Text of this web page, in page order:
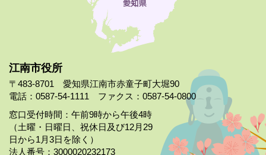
江南市役所
〒483-8701 愛知県江南市赤童子町大堀90
電話：0587-54-1111 ファクス：0587-54-0800
窓口受付時間：午前9時から午後4時
（土曜・日曜日、祝休日及び12月29
日から1月3日を除く）
法人番号：3000020232173